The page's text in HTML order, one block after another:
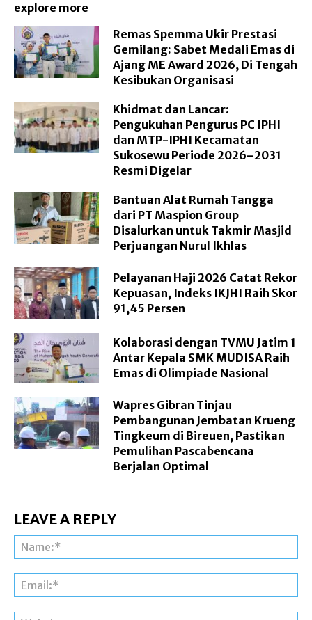
explore more
Remas Spemma Ukir Prestasi
Gemilang: Sabet Medali Emas di
Ajang ME Award 2026, Di Tengah
Kesibukan Organisasi
Khidmat dan Lancar:
Pengukuhan Pengurus PC IPHI
dan MTP-IPHI Kecamatan
Sukosewu Periode 2026–2031
Resmi Digelar
Bantuan Alat Rumah Tangga
dari PT Maspion Group
Disalurkan untuk Takmir Masjid
Perjuangan Nurul Ikhlas
Pelayanan Haji 2026 Catat Rekor
Kepuasan, Indeks IKJHI Raih Skor
91,45 Persen
Kolaborasi dengan TVMU Jatim 1
Antar Kepala SMK MUDISA Raih
Emas di Olimpiade Nasional
Wapres Gibran Tinjau
Pembangunan Jembatan Krueng
Tingkeum di Bireuen, Pastikan
Pemulihan Pascabencana
Berjalan Optimal
LEAVE A REPLY